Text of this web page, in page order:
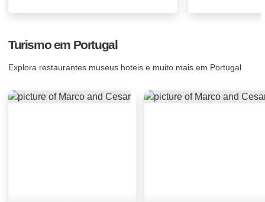
Turismo em Portugal
Explora restaurantes museus hoteis e muito mais em Portugal